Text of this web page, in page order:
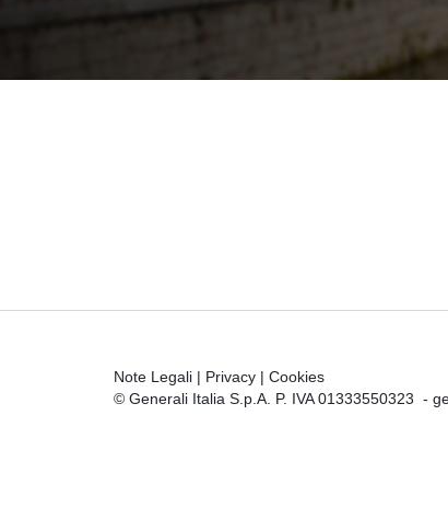
Note Legali | Privacy | Cookies
© Generali Italia S.p.A. P. IVA 01333550323 -